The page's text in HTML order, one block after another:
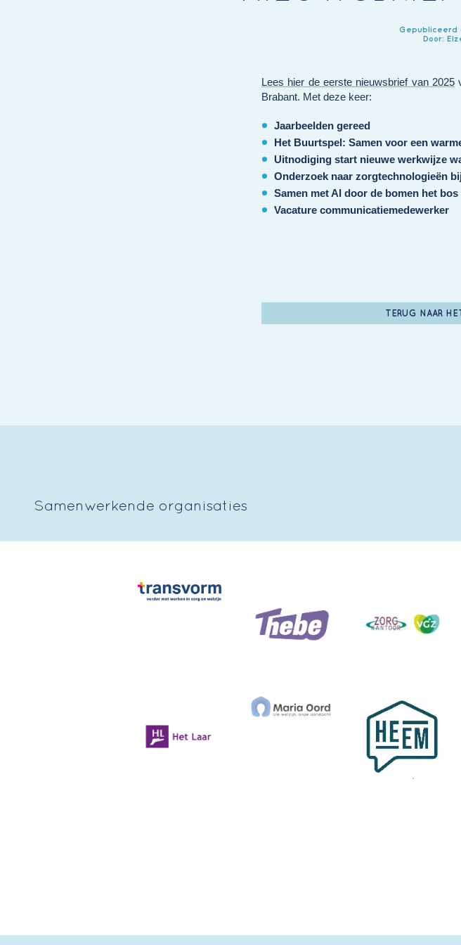
Gepubliceerd
Door:
Lees hier de eerste nieuwsbrief van 2025
Brabant. Met deze keer:
Jaarbeelden gereed
Het Buurtspel: Samen voor een
Uitnodiging start nieuwe werkwijze
Onderzoek naar zorgtechnologieën
Samen met AI door de bomen het
Vacature communicatiemedewerker
TERUG NAAR
Samenwerkende organisaties